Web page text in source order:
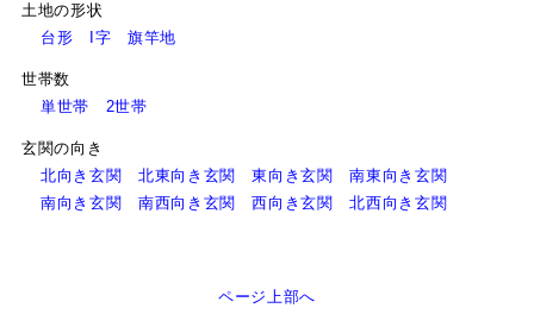
土地の形状
台形
I字 旗竿地
世帯数
単世帯 2世帯
玄関の向き
北向き玄関 北東向き玄関東向き玄関南東向き玄関
南向き玄関 南西向き玄関西向き玄関北西向き玄関
ページ上部へ